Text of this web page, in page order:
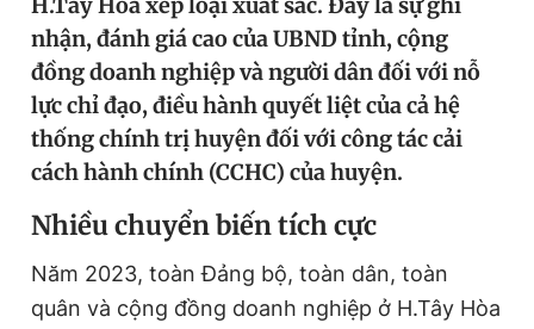
Video Magazine
Sản phẩm khác
Tiện ích Bạn cần biết
Thông tin tòa soạn Liên hệ quảng cáo
nhận, đánh giá cao của UBND tỉnh, cộng
đồng doanh nghiệp và người dân đối với nỗ
lực chỉ đạo, điều hành quyết liệt của cả hệ
thống chính trị huyện đối với công tác cải
cách hành chính (CCHC) của huyện.
Nhiều chuyển biến tích cực
Năm 2023, toàn Đảng bộ, toàn dân, toàn
quân và cộng đồng doanh nghiệp ở H.Tây Hòa